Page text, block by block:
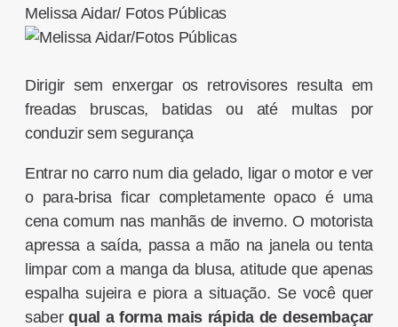
Melissa Aidar/ Fotos Públicas
Dirigir sem enxergar os retrovisores resulta em
freadas bruscas, batidas ou até multas por
conduzir sem segurança
Entrar no carro num dia gelado, ligar o motor e ver
o para-brisa ficar completamente opaco é uma
cena comum nas manhãs de inverno. O motorista
apressa a saída, passa a mão na janela ou tenta
limpar com a manga da blusa, atitude que apenas
espalha sujeira e piora a situação. Se você quer
saberqual a forma mais rápida de desembaçar